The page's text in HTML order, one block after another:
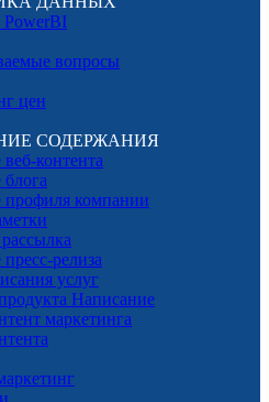
PowerBI
вопросы
цен
СОДЕРЖАНИЯ
контента
профиля компании
релиза
услуг
Написание
маркетинга